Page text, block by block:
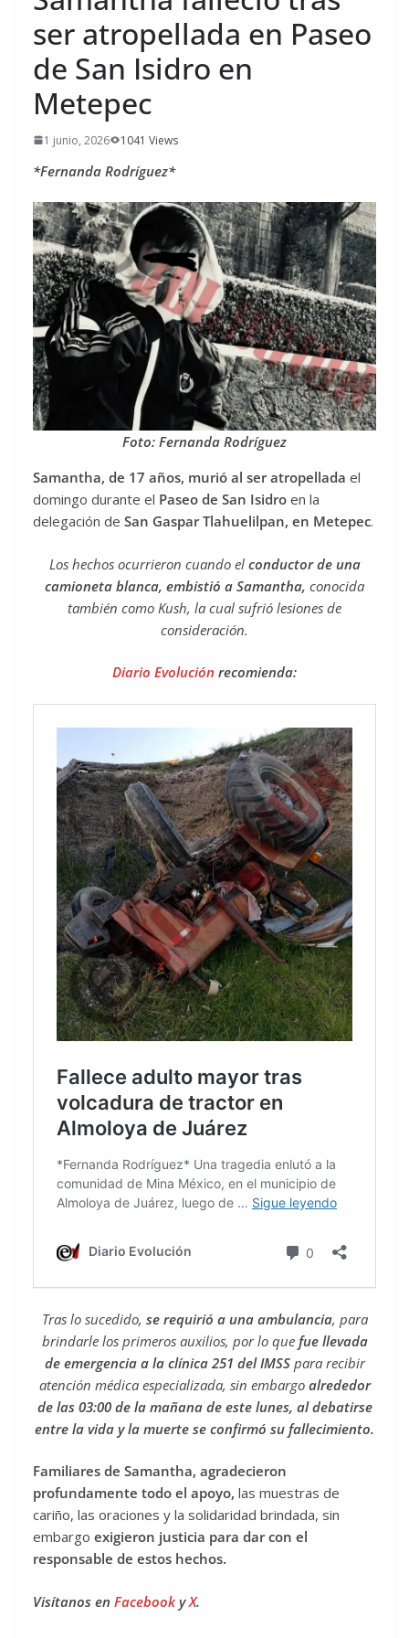
ser atropellada en Paseo
de San Isidro en
Metepec
1 junio, 2026 1041 Views
*Fernanda Rodríguez*
Foto: Fernanda Rodríguez
Samantha, de 17 años, murió al ser atropellada el
domingo durante el Paseo de San Isidro en la
delegación de San Gaspar Tlahuelilpan, en Metepec.
Los hechos ocurrieron cuando el conductor de una
camioneta blanca, embistió a Samantha, conocida
también como Kush, la cual sufrió lesiones de
consideración.
Diario Evolución recomienda:
Tras lo sucedido, se requirió a una ambulancia, para
brindarle los primeros auxilios, por lo que fue llevada
de emergencia a la clínica 251 del IMSSpara recibir
atención médica especializada, sin embargo alrededor
de las 03:00 de la mañana de este lunes, al debatirse
entre la vida y la muerte se confirmó su fallecimiento.
Familiares de Samantha, agradecieron
profundamente todo el apoyo, las muestras de
cariño, las oraciones y la solidaridad brindada, sin
embargo exigieron justicia para dar con el
responsable de estos hechos.
Visítanos en FacebookyX.